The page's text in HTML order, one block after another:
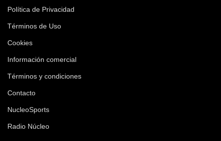
Política de Privacidad
Términos de Uso
Cookies
Información comercial
Términos y condiciones
Contacto
NucleoSports
Radio Núcleo